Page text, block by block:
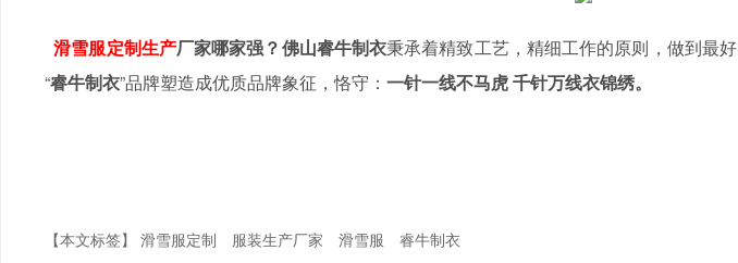
滑雪服定制生产厂家哪家强？佛山睿牛制衣秉承着精致工艺，精细工作的原则，做到最
“睿牛制衣”品牌塑造成优质品牌象征，恪守： 一针一线不马虎 千针万线衣锦绣。
【本文标签】 滑雪服定制 服装生产厂家 滑雪服
睿牛制衣